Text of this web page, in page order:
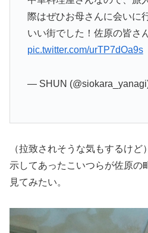
際はぜひお母さんに会いに
いい街でした！佐原の皆さ
pic.twitter.com/urTP7dOa9s
— SHUN
（拉致されそうな気もするけ
示してあったこいつらが佐原の
見てみたい。